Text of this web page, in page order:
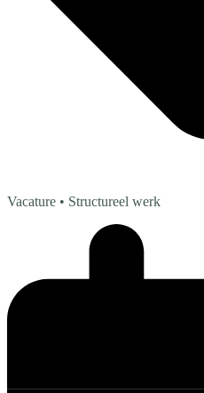
Vacature • Structureel werk